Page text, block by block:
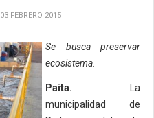
03 FEBRERO 2015
Se busca preservar
ecosistema.
Paita. La
municipalidad de